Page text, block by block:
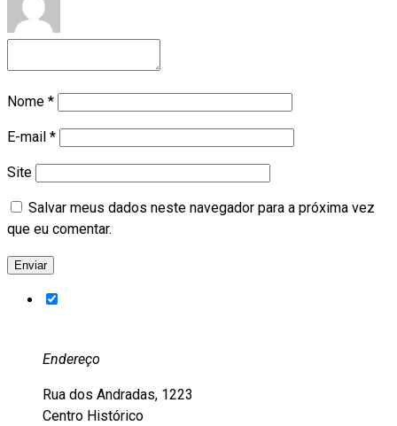
Nome *
E-mail *
Site
Salvar meus dados neste navegador para a próxima vez
que eu comentar.
Endereço
Rua dos Andradas, 1223
Centro Histórico